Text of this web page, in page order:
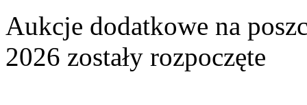
Aukcje dodatkowe na
2026 zostały rozpoczęte